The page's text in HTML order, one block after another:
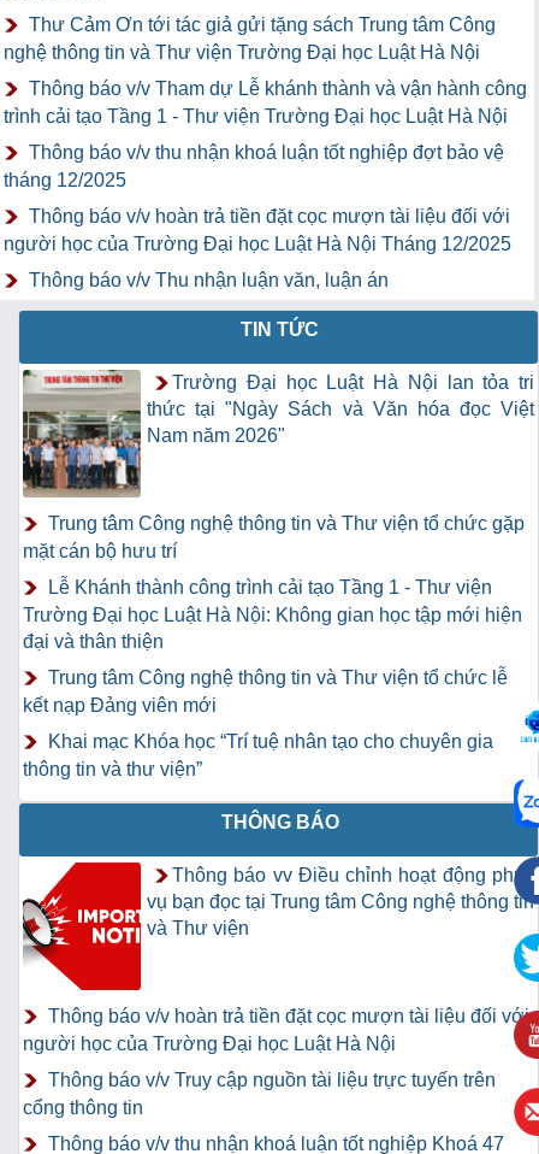
Thư Cảm Ơn tới tác giả gửi tặng sách Trung tâm Công
nghệ thông tin và Thư viện Trường Đại học Luật Hà Nội
Thông báo v/v Tham dự Lễ khánh thành và vận hành công
trình cải tạo Tầng 1 - Thư viện Trường Đại học Luật Hà Nội
Thông báo v/v thu nhận khoá luận tốt nghiệp đợt bảo vệ
tháng 12/2025
Thông báo v/v hoàn trả tiền đặt cọc mượn tài liệu đối với
người học của Trường Đại học Luật Hà Nội Tháng 12/2025
Thông báo v/v Thu nhận luận văn, luận án
TIN TỨC
Trường Đại học Luật Hà Nội lan tỏa tri
thức tại "Ngày Sách và Văn hóa đọc Việt
Nam năm 2026"
Trung tâm Công nghệ thông tin và Thư viện tổ chức gặp
mặt cán bộ hưu trí
Lễ Khánh thành công trình cải tạo Tầng 1 - Thư viện
Trường Đại học Luật Hà Nội: Không gian học tập mới hiện
đại và thân thiện
Trung tâm Công nghệ thông tin và Thư viện tổ chức lễ
kết nạp Đảng viên mới
Khai mạc Khóa học “Trí tuệ nhân tạo cho chuyên gia
thông tin và thư viện”
THÔNG BÁO
Thông báo vv Điều chỉnh hoạt động phục
vụ bạn đọc tại Trung tâm Công nghệ thông tin
và Thư viện
Thông báo v/v hoàn trả tiền đặt cọc mượn tài liệu đối với
người học của Trường Đại học Luật Hà Nội
Thông báo v/v Truy cập nguồn tài liệu trực tuyến trên
cổng thông tin
Thông báo v/v thu nhận khoá luận tốt nghiệp Khoá 47